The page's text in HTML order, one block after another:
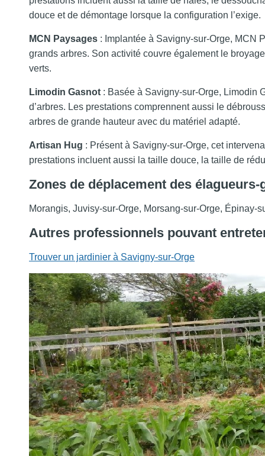
douce et de démontage lorsque la configuration l’exige.
MCN Paysages : Implantée à Savigny-sur-Orge, MCN
grands arbres. Son activité couvre également le
verts.
Limodin Gasnot : Basée à Savigny-sur-Orge, Limodin
d’arbres. Les prestations comprennent aussi le
arbres de grande hauteur avec du matériel adapté.
Artisan Hug : Présent à Savigny-sur-Orge, cet
prestations incluent aussi la taille douce, la taille de
Zones de déplacement des
Morangis, Juvisy-sur-Orge, Morsang-sur-Orge, Épinay-
Autres professionnels pouvant
Trouver un jardinier à Savigny-sur-Orge